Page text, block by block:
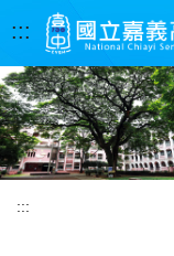
到
要
內
容
區
:::
:::